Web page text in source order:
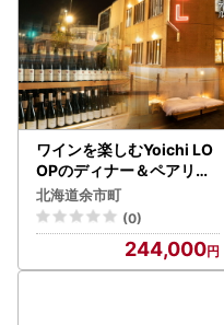
ワインを楽しむYoichi LO
OPのディナー＆ペアリン
グ付宿泊プラン＜コンパク
トダブル＞ギフト プレゼ
ント_Y106-0004
北海道余市町
(0)
244,000